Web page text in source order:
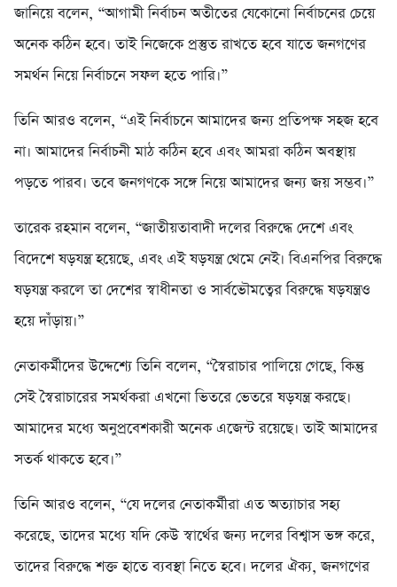
জানিয়ে বলেন, “আগামী নির্বাচন অতীতের যেকোনো নির্বাচনের চেয়ে
অনেক কঠিন হবে। তাই নিজেকে প্রস্তুত রাখতে হবে যাতে জনগণের
সমর্থন নিয়ে নির্বাচনে সফল হতে পারি।”
তিনি আরও বলেন, “এই নির্বাচনে আমাদের জন্য প্রতিপক্ষ সহজ হবে
না। আমাদের নির্বাচনী মাঠ কঠিন হবে এবং আমরা কঠিন অবস্থায়
পড়তে পারব। তবে জনগণকে সঙ্গে নিয়ে আমাদের জন্য জয় সম্ভব।”
তারেক রহমান বলেন, “জাতীয়তাবাদী দলের বিরুদ্ধে দেশে এবং
বিদেশে ষড়যন্ত্র হয়েছে, এবং এই ষড়যন্ত্র থেমে নেই। বিএনপির বিরুদ্ধে
ষড়যন্ত্র করলে তা দেশের স্বাধীনতা ও সার্বভৌমত্বের বিরুদ্ধে ষড়যন্ত্রও
হয়ে দাঁড়ায়।”
নেতাকর্মীদের উদ্দেশ্যে তিনি বলেন, “স্বৈরাচার পালিয়ে গেছে, কিন্তু
সেই স্বৈরাচারের সমর্থকরা এখনো ভিতরে ভেতরে ষড়যন্ত্র করছে।
আমাদের মধ্যে অনুপ্রবেশকারী অনেক এজেন্ট রয়েছে। তাই আমাদের
সতর্ক থাকতে হবে।”
তিনি আরও বলেন, “যে দলের নেতাকর্মীরা এত অত্যাচার সহ্য
করেছে, তাদের মধ্যে যদি কেউ স্বার্থের জন্য দলের বিশ্বাস ভঙ্গ করে,
তাদের বিরুদ্ধে শক্ত হাতে ব্যবস্থা নিতে হবে। দলের ঐক্য, জনগণের